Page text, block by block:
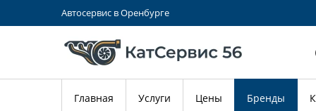
Автосервис в Оренбурге
Главная Услуги Цены Бренды